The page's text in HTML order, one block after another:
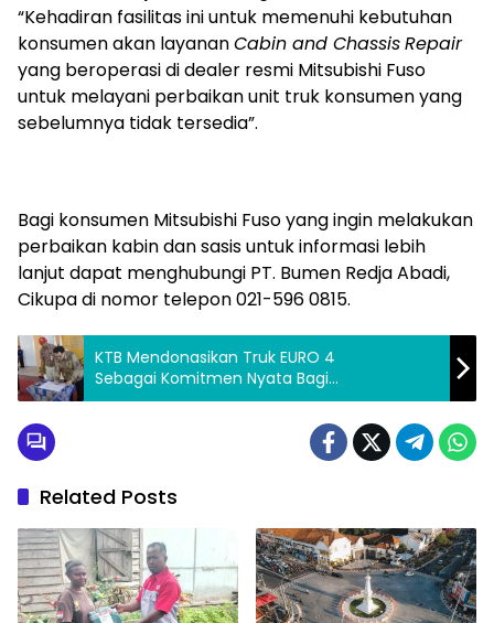
“Kehadiran fasilitas ini untuk memenuhi kebutuhan
konsumen akan layananCabin and ChassisRepair
yang beroperasi di dealer resmi Mitsubishi Fuso
untuk melayani perbaikan unit truk konsumen yang
sebelumnya tidak tersedia”.
Bagi konsumen Mitsubishi Fuso yang ingin melakukan
perbaikan kabin dan sasis untuk informasi lebih
lanjut dapat menghubungi PT. Bumen Redja Abadi,
Cikupa di nomor telepon 021-596 0815.
KTB Mendonasikan Truk EURO 4
Sebagai Komitmen Nyata Bagi
Pengembangan Pendidikan Kejuruan di
Related Posts